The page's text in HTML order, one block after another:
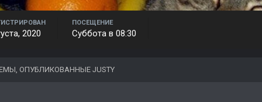
2020
ПОСЕЩЕНИЕ
Суббота в 08:30
ОПУБЛИКОВАННЫЕ JUSTY